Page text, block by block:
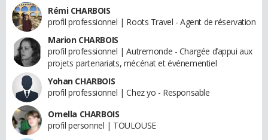
Rémi CHARBOIS
profil professionnel | Roots Travel - Agent de réservation
Marion CHARBOIS
profil professionnel | Autremonde - Chargée d’appui aux
projets partenariats, mécénat et événementiel
Yohan CHARBOIS
profil professionnel | Chez yo - Responsable
Ornella CHARBOIS
profil personnel | TOULOUSE